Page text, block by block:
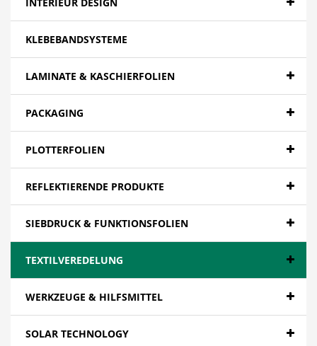
KLEBEBANDSYSTEME
LAMINATE & KASCHIERFOLIEN
PACKAGING
PLOTTERFOLIEN
REFLEKTIERENDE PRODUKTE
SIEBDRUCK & FUNKTIONSFOLIEN
TEXTILVEREDELUNG
WERKZEUGE & HILFSMITTEL
SOLAR TECHNOLOGY